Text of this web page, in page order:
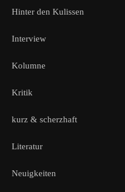
Hinter den Kulissen
Interview
Kolumne
Kritik
kurz & scherzhaft
Literatur
Neuigkeiten